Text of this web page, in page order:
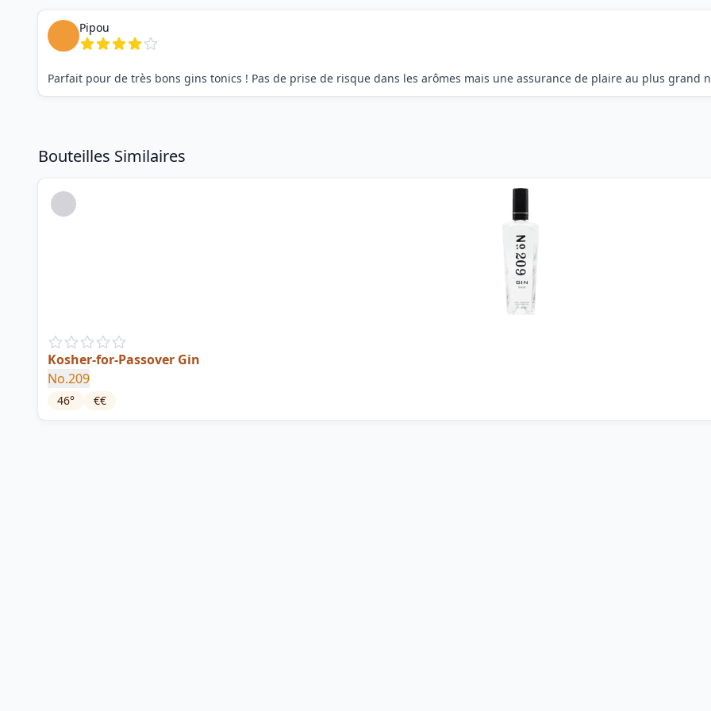
Pipou
Parfait pour de très bons gins tonics ! Pas de prise de risque dans les arômes mais une assurance de plaire au plus grand
Bouteilles Similaires
Kosher-for-Passover Gin
No.209
46° €€